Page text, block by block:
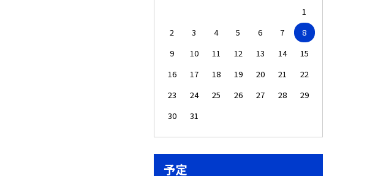
1
2
3 4 5 6 7
8
9
10 11 12 13 14
15
16
17 18 19 20 21
22
23
24 25 26 27 28
29
30
31
予定